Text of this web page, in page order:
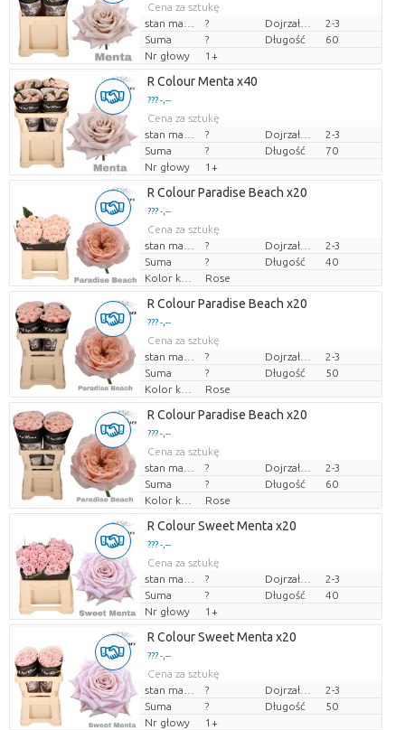
Cena za sztukę
?
2-3
Suma
? Długość
60
Nr głowy
1+
R Colour Menta x40
??? -,--
Cena za sztukę
?
2-3
Suma
? Długość
70
Nr głowy
1+
R Colour Paradise Beach x20
??? -,--
Cena za sztukę
?
2-3
Suma
? Długość
40
Kolor kwiatów
Rose
R Colour Paradise Beach x20
??? -,--
Cena za sztukę
?
2-3
Suma
? Długość
50
Kolor kwiatów
Rose
R Colour Paradise Beach x20
??? -,--
Cena za sztukę
?
2-3
Suma
? Długość
60
Kolor kwiatów
Rose
R Colour Sweet Menta x20
??? -,--
Cena za sztukę
?
2-3
Suma
? Długość
40
Nr głowy
1+
R Colour Sweet Menta x20
??? -,--
Cena za sztukę
?
2-3
Suma
? Długość
50
Nr głowy
1+